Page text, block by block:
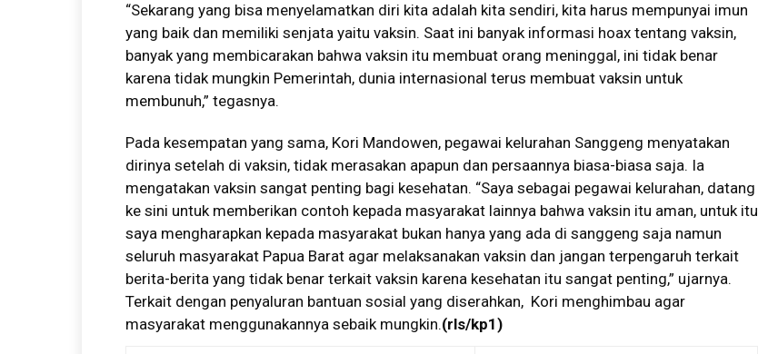
“Sekarang yang bisa menyelamatkan diri kita adalah kita sendiri, kita harus mempunyai imun
yang baik dan memiliki senjata yaitu vaksin. Saat ini banyak informasi hoax tentang vaksin,
banyak yang membicarakan bahwa vaksin itu membuat orang meninggal, ini tidak benar
karena tidak mungkin Pemerintah, dunia internasional terus membuat vaksin untuk
membunuh,” tegasnya.
Pada kesempatan yang sama, Kori Mandowen, pegawai kelurahan Sanggeng menyatakan
dirinya setelah di vaksin, tidak merasakan apapun dan persaannya biasa-biasa saja. Ia
mengatakan vaksin sangat penting bagi kesehatan. “Saya sebagai pegawai kelurahan, datang
ke sini untuk memberikan contoh kepada masyarakat lainnya bahwa vaksin itu aman, untuk itu
saya mengharapkan kepada masyarakat bukan hanya yang ada di sanggeng saja namun
seluruh masyarakat Papua Barat agar melaksanakan vaksin dan jangan terpengaruh terkait
berita-berita yang tidak benar terkait vaksin karena kesehatan itu sangat penting,” ujarnya.
Terkait dengan penyaluran bantuan sosial yang diserahkan, Kori menghimbau agar
masyarakat menggunakannya sebaik mungkin.(rls/kp1)